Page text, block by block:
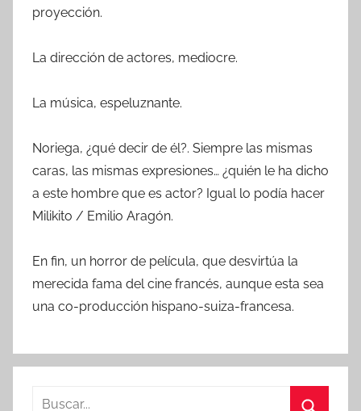
proyección.
La dirección de actores, mediocre.
La música, espeluznante.
Noriega, ¿qué decir de él?. Siempre las mismas
caras, las mismas expresiones… ¿quién le ha dicho
a este hombre que es actor? Igual lo podía hacer
Milikito / Emilio Aragón.
En fin, un horror de película, que desvirtúa la
merecida fama del cine francés, aunque esta sea
una co-producción hispano-suiza-francesa.